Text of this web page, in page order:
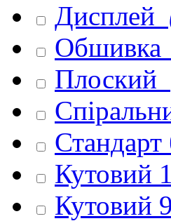
Дисплей
Обшивка
Плоский
Стандарт
Кутовий
Кутовий